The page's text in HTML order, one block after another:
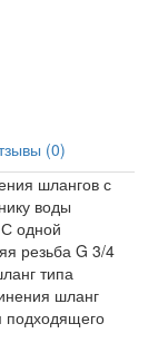
(0)
шлангов с
воды
одной
резьба G 3/4
типа
шланг
подходящего